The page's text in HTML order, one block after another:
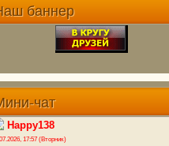
баннер
чат